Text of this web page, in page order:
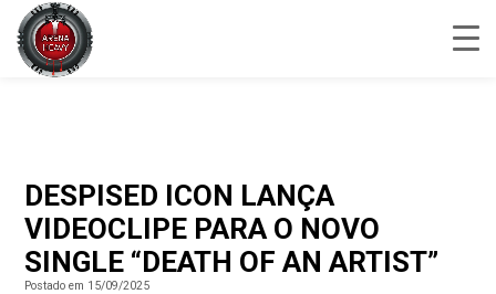
DESPISED ICON LANÇA
VIDEOCLIPE PARA O NOVO
SINGLE “DEATH OF AN ARTIST”
Postado em 15/09/2025